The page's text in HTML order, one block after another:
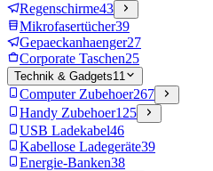
Regenschirme43
Mikrofasertücher39
Gepaeckanhaenger27
Corporate Taschen25
Technik & Gadgets11
Computer Zubehoer267
Handy Zubehoer125
USB Ladekabel46
Kabellose Ladegeräte39
Energie-Banken38